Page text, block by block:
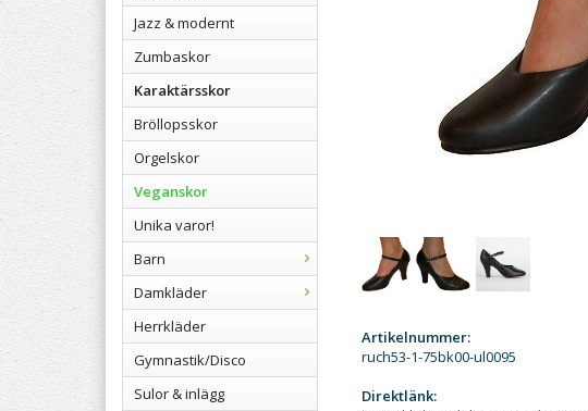
Jazz & modernt
Zumbaskor
Karaktärsskor
Bröllopsskor
Orgelskor
Veganskor
Unika varor!
Barn
Damkläder
Herrkläder
Gymnastik/Disco
Sulor & inlägg
Artikelnummer:
ruch53-1-75bk00-ul0095
Direktlänk: